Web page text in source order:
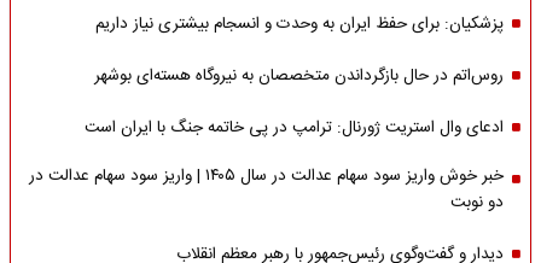
پزشکیان: برای حفظ ایران به وحدت و انسجام بیشتری نیاز داریم
روس‌اتم در حال بازگرداندن متخصصان به نیروگاه هسته‌ای بوشهر
ادعای وال استریت ژورنال: ترامپ در پی خاتمه جنگ با ایران است
خبر خوش واریز سود سهام عدالت در سال ۱۴۰۵ | واریز سود سهام عدالت در
دو نوبت
دیدار و گفت‌وگوی رئیس‌جمهور با رهبر معظم انقلاب